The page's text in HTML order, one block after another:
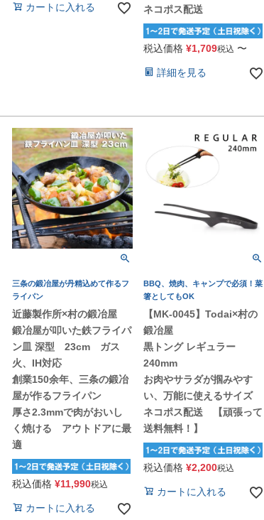
カートに入れる
ネコポス配送
税込価格 ¥1,709税込 〜
詳細を見る
三条の鍛冶屋が丹精込めて作るフ
ライパン
近藤製作所×村の鍛冶屋
鍛冶屋が叩いた鉄フライパ
ン皿 深型 23cm ガス
火、IH対応
創業150余年、三条の鍛冶
屋が作るフライパン
厚さ2.3mmで肉がおいし
く焼ける アウトドアに最
適
税込価格 ¥11,990税込
カートに入れる
BBQ、焼肉、キャンプで必須！菜
箸としてもOK
【MK-0045】Todai×村の
鍛冶屋
黒トング レギュラー
240mm
お肉やサラダが掴みやす
い、万能に使えるサイズ
ネコポス配送 【頑張って
送料無料！】
税込価格 ¥2,200税込
カートに入れる